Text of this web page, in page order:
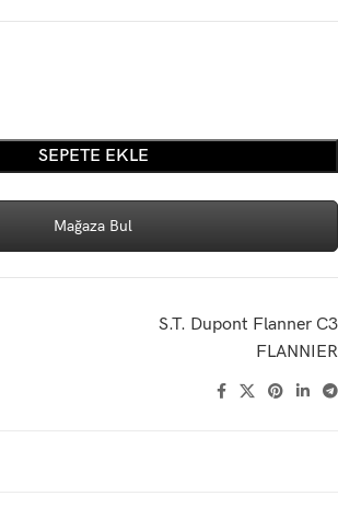
SEPETE EKLE
Mağaza Bul
S.T. Dupont Flanner C3
FLANNIER